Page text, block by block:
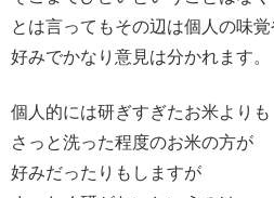
とは言ってもその辺は個人の味覚
好みでかなり意見は分かれます。
個人的には研ぎすぎたお米よりも
さっと洗った程度のお米の方が
好みだったりもしますが